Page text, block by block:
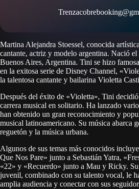
Martina Alejandra Stoessel, conocida
cantante, actriz y modelo argentina. Nació
Buenos Aires, Argentina. Tini se hizo
en la exitosa serie de Disney Channel,
la talentosa cantante y bailarina Violetta
Después del éxito de «Violetta», Tini decidió
carrera musical en solitario. Ha lanzado
han obtenido un gran reconocimiento y
musical latinoamericano. Su música abarca
reguetón y la música urbana.
Algunos de sus temas más conocidos
Que Nos Pare» junto a Sebastián Yatra,
«22» y «Recuerdo» junto a Mau y Ricky.
juvenil, combinado con su talento vocal, le
amplia audiencia y conectar con sus